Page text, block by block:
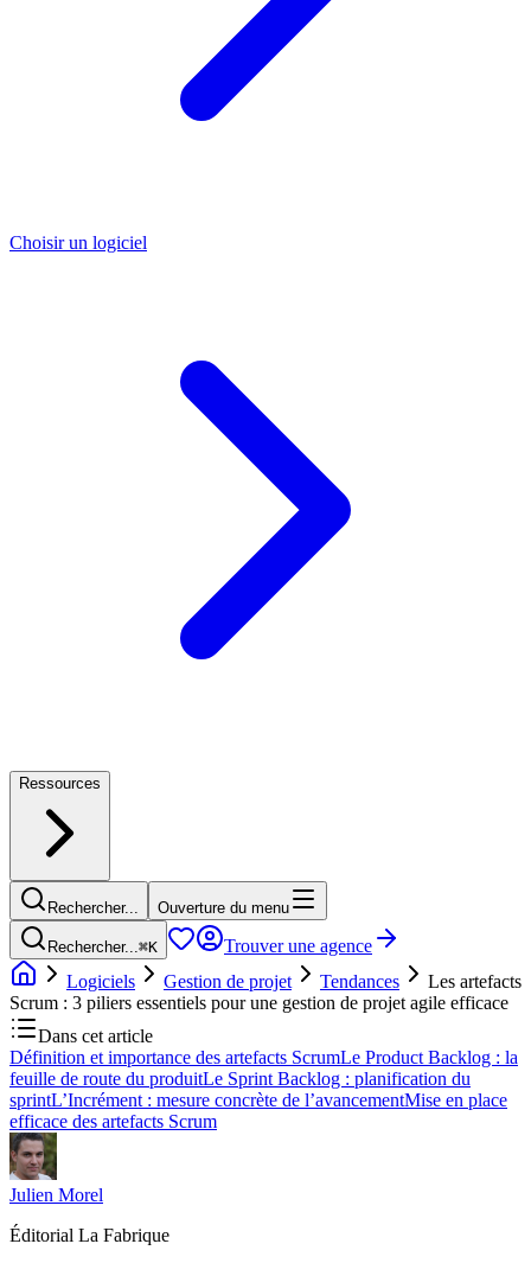
Choisir un logiciel
Ressources
Rechercher... Ouverture du menu
Rechercher...⌘K
Trouver une agence
Logiciels
Gestion de projet Tendances
Les artefacts
Scrum : 3 piliers essentiels pour une gestion de projet agile efficace
Dans cet article
Définition et importance des artefacts ScrumLe Product Backlog : la
feuille de route du produitLe Sprint Backlog : planification du
sprintL’Incrément : mesure concrète de l’avancementMise en place
efficace des artefacts Scrum
Julien Morel
Éditorial La Fabrique